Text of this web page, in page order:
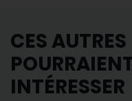
CES
INTÉRESSER